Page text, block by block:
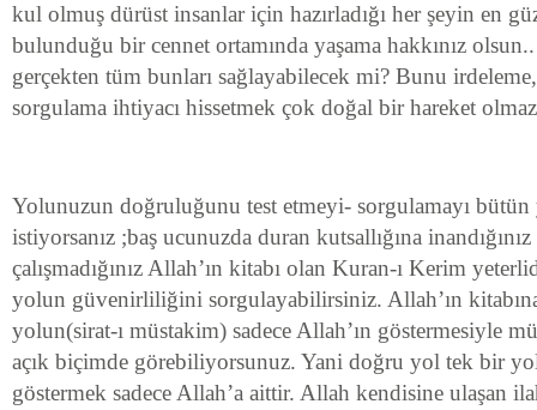
kul olmuş dürüst insanlar için hazırladığı her şeyin en
bulunduğu bir cennet ortamında yaşama hakkınız
gerçekten tüm bunları sağlayabilecek mi? Bunu
sorgulama ihtiyacı hissetmek çok doğal bir hareket olmaz
Yolunuzun doğruluğunu test etmeyi- sorgulamayı
istiyorsanız ;baş ucunuzda duran kutsallığına
çalışmadığınız Allah’ın kitabı olan Kuran-ı Kerim
yolun güvenirliliğini sorgulayabilirsiniz. Allah’ın
yolun(sirat-ı müstakim) sadece Allah’ın göstermesiyle
açık biçimde görebiliyorsunuz. Yani doğru yol tek bir
göstermek sadece Allah’a aittir. Allah kendisine ulaşan